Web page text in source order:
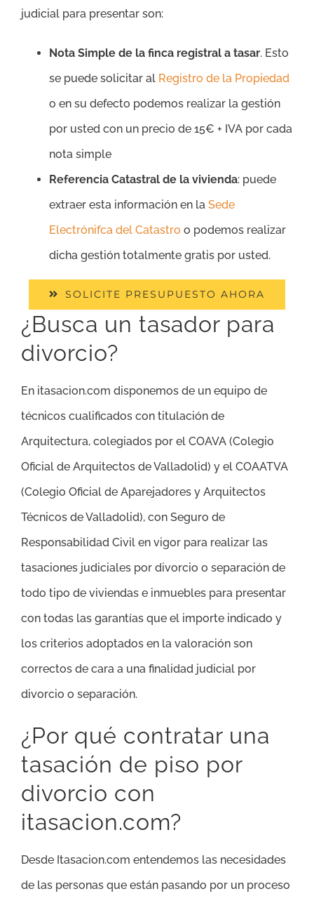
judicial para presentar son:
Nota Simple de la finca registral a tasar. Esto
se puede solicitar al Registro de la Propiedad
o en su defecto podemos realizar la gestión
por usted con un precio de 15€ + IVA por cada
nota simple
Referencia Catastral de la vivienda: puede
extraer esta información en la Sede
Electrónifca del Catastro o podemos realizar
dicha gestión totalmente gratis por usted.
SOLICITE PRESUPUESTO AHORA
¿Busca un tasador para
divorcio?
En itasacion.com disponemos de un equipo de
técnicos cualificados con titulación de
Arquitectura, colegiados por el COAVA (Colegio
Oficial de Arquitectos de Valladolid) y el COAATVA
(Colegio Oficial de Aparejadores y Arquitectos
Técnicos de Valladolid), con Seguro de
Responsabilidad Civil en vigor para realizar las
tasaciones judiciales por divorcio o separación de
todo tipo de viviendas e inmuebles para presentar
con todas las garantías que el importe indicado y
los criterios adoptados en la valoración son
correctos de cara a una finalidad judicial por
divorcio o separación.
¿Por qué contratar una
tasación de piso por
divorcio con
itasacion.com?
Desde Itasacion.com entendemos las necesidades
de las personas que están pasando por un proceso